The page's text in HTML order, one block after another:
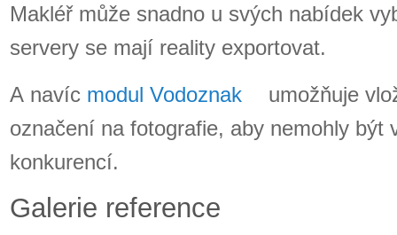
Makléř může snadno u svých nabídek
servery se mají reality exportovat.
A navíc modul Vodoznak
umožňuje
označení na fotografie, aby nemohly být
konkurencí.
Galerie reference